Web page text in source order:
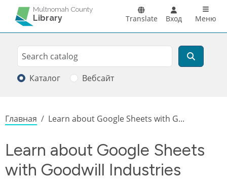
Перейти к основному содержанию
Multnomah County
Library Translate Вход Main
Меню
Search
Поиск
Каталог Вебсайт
Строка навигации
Главная Learn about Google Sheets with G...
Learn about Google Sheets
with Goodwill Industries